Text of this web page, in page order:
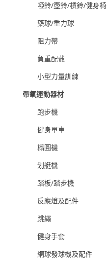
啞鈴/壺鈴/槓鈴/健身椅
藥球/重力球
阻力帶
負重配戴
小型力量訓練
帶氧運動器材
跑步機
健身單車
橢圓機
划艇機
踏板/踏步機
反應燈及配件
跳繩
健身手套
網球發球機及配件